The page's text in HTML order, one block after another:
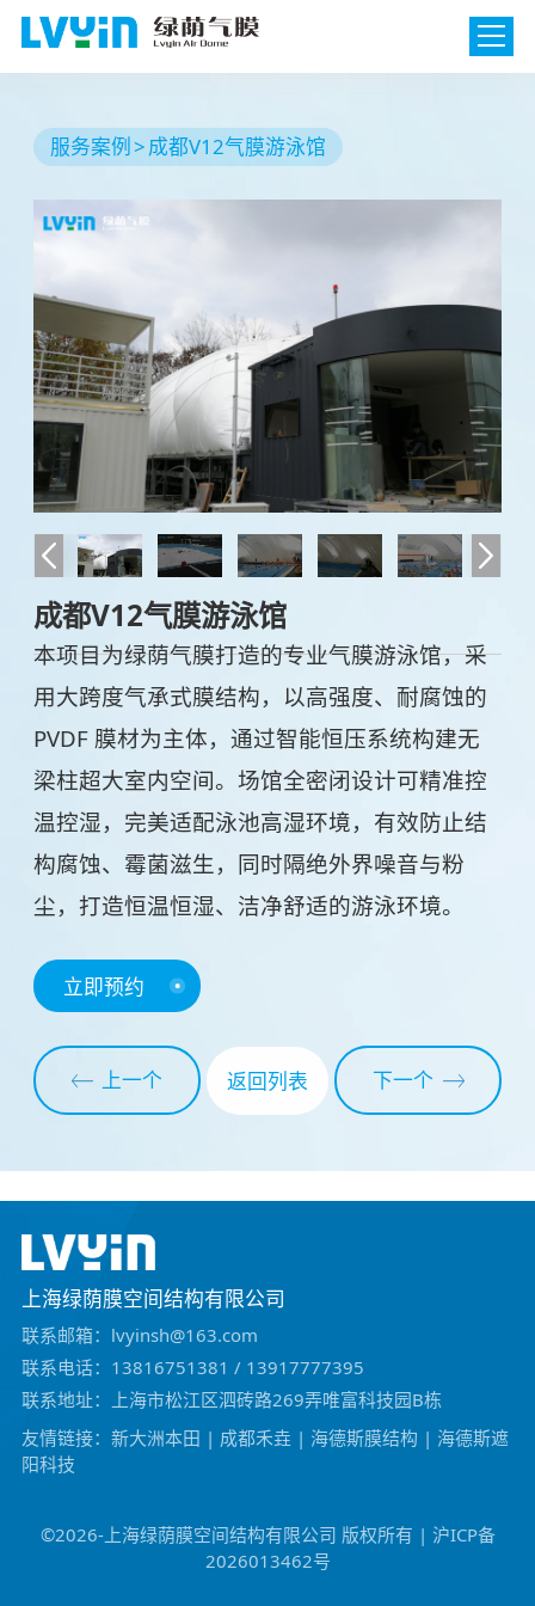
服务案例 成都V12气膜游泳馆
成都V12气膜游泳馆
本项目为绿荫气膜打造的专业气膜游泳馆，采
用大跨度气承式膜结构，以高强度、耐腐蚀的
PVDF 膜材为主体，通过智能恒压系统构建无
梁柱超大室内空间。场馆全密闭设计可精准控
温控湿，完美适配泳池高湿环境，有效防止结
构腐蚀、霉菌滋生，同时隔绝外界噪音与粉
尘，打造恒温恒湿、洁净舒适的游泳环境。
立即预约
上一个 返回列表 下一个
上海绿荫膜空间结构有限公司
联系邮箱：lvyinsh@163.com
联系电话：13816751381 / 13917777395
联系地址：上海市松江区泗砖路269弄唯富科技园B栋
友情链接： 新大洲本田 | 成都禾垚 | 海德斯膜结构 | 海德斯遮
阳科技
©️2026-上海绿荫膜空间结构有限公司 版权所有 | 沪ICP备
2026013462号